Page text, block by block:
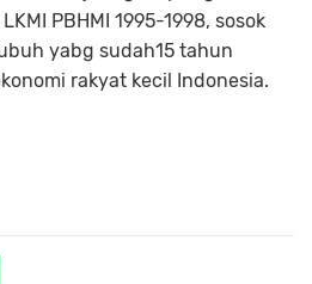
PBHMI 1995-1998, sosok
yabg sudah15 tahun
rakyat kecil Indonesia.